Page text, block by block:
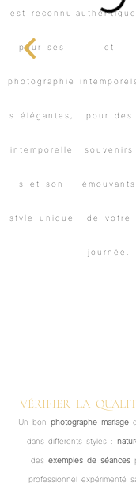
VÉRIFIER LA
Un bon photographe mariage
dans différents styles :
des exemples de séances
professionnel expérimenté